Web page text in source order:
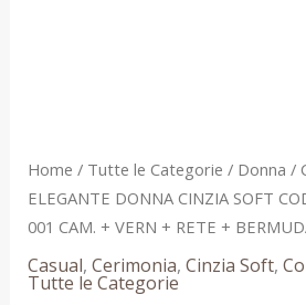
Home / Tutte le Categorie / Donna /
ELEGANTE DONNA CINZIA SOFT
001 CAM. + VERN + RETE +
Casual, Cerimonia, Cinzia Soft,
Tutte le Categorie
BERMUDA
BEIGE
quantità